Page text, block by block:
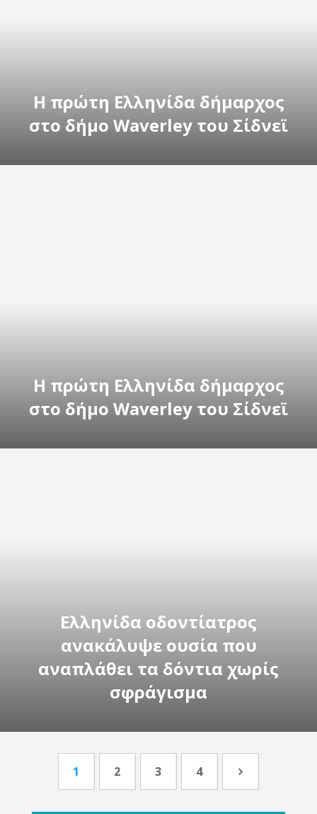
H πρώτη Ελληνίδα δήμαρχος
στο δήμο Waverley του Σίδνεϊ
H πρώτη Ελληνίδα δήμαρχος
στο δήμο Waverley του Σίδνεϊ
Ελληνίδα οδοντίατρος
ανακάλυψε ουσία που
αναπλάθει τα δόντια χωρίς
σφράγισμα
1 2 3 4